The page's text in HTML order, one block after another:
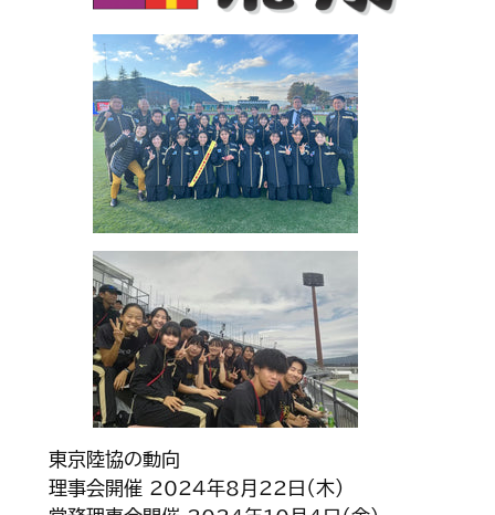
東京陸協の動向
理事会開催 2024年8月22日（木）